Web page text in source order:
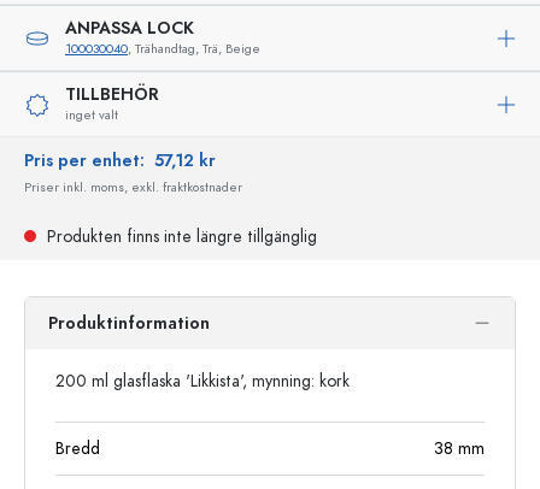
ANPASSA LOCK
100030040, Trähandtag, Trä, Beige
TILLBEHÖR
inget valt
Pris per enhet: 57,12 kr
Priser inkl. moms, exkl. fraktkostnader
Produkten finns inte längre tillgänglig
Produktinformation
200 ml glasflaska 'Likkista', mynning: kork
Bredd 38 mm